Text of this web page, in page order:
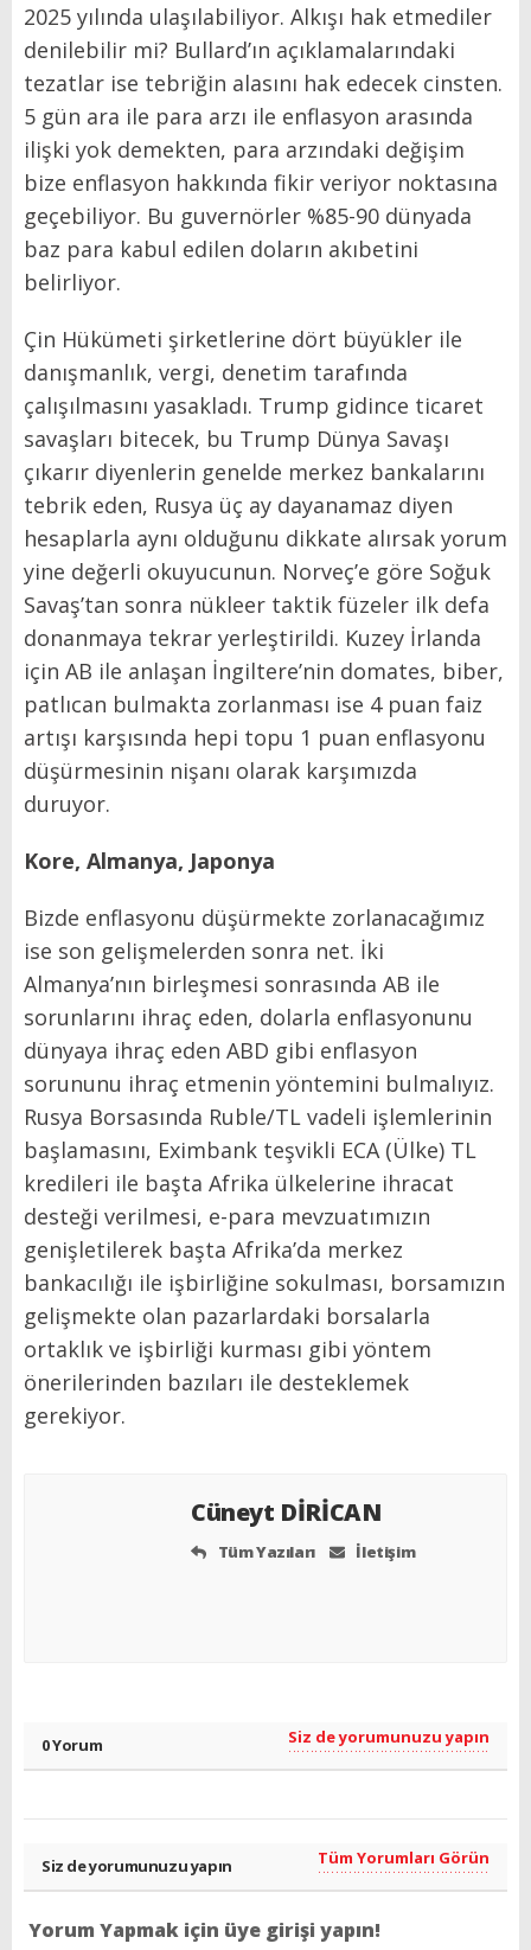
2025 yılında ulaşılabiliyor. Alkışı hak etmediler
denilebilir mi? Bullard’ın açıklamalarındaki
tezatlar ise tebriğin alasını hak edecek cinsten.
5 gün ara ile para arzı ile enflasyon arasında
ilişki yok demekten, para arzındaki değişim
bize enflasyon hakkında fikir veriyor noktasına
geçebiliyor. Bu guvernörler %85-90 dünyada
baz para kabul edilen doların akıbetini
belirliyor.
Çin Hükümeti şirketlerine dört büyükler ile
danışmanlık, vergi, denetim tarafında
çalışılmasını yasakladı. Trump gidince ticaret
savaşları bitecek, bu Trump Dünya Savaşı
çıkarır diyenlerin genelde merkez bankalarını
tebrik eden, Rusya üç ay dayanamaz diyen
hesaplarla aynı olduğunu dikkate alırsak yorum
yine değerli okuyucunun. Norveç’e göre Soğuk
Savaş’tan sonra nükleer taktik füzeler ilk defa
donanmaya tekrar yerleştirildi. Kuzey İrlanda
için AB ile anlaşan İngiltere’nin domates, biber,
patlıcan bulmakta zorlanması ise 4 puan faiz
artışı karşısında hepi topu 1 puan enflasyonu
düşürmesinin nişanı olarak karşımızda
duruyor.
Kore, Almanya, Japonya
Bizde enflasyonu düşürmekte zorlanacağımız
ise son gelişmelerden sonra net. İki
Almanya’nın birleşmesi sonrasında AB ile
sorunlarını ihraç eden, dolarla enflasyonunu
dünyaya ihraç eden ABD gibi enflasyon
sorununu ihraç etmenin yöntemini bulmalıyız.
Rusya Borsasında Ruble/TL vadeli işlemlerinin
başlamasını, Eximbank teşvikli ECA (Ülke) TL
kredileri ile başta Afrika ülkelerine ihracat
desteği verilmesi, e-para mevzuatımızın
genişletilerek başta Afrika’da merkez
bankacılığı ile işbirliğine sokulması, borsamızın
gelişmekte olan pazarlardaki borsalarla
ortaklık ve işbirliği kurması gibi yöntem
önerilerinden bazıları ile desteklemek
gerekiyor.
Cüneyt DİRİCAN
Tüm Yazıları İletişim
0 Yorum Siz de yorumunuzu yapın
Siz de yorumunuzu yapın Tüm Yorumları Görün
Yorum Yapmak için üye girişi yapın!